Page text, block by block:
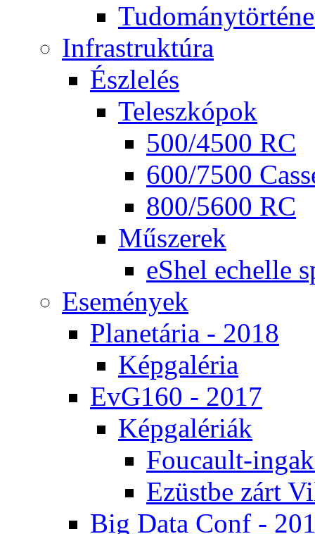
Inf­ra­struk­tú­ra
Ész­le­lés
Te­lesz­kó­pok
500/4500 RC
600/7500
800/5600 RC
Mű­sze­rek
eS­hel echel­le
Ese­mé­nyek
Pla­ne­tá­ria - 2018
Kép­ga­lé­ria
EvG160 - 2017
Kép­ga­lé­ri­ák
Fo­u­ca­ult-
Ezüst­be zárt
Big Da­ta Conf -